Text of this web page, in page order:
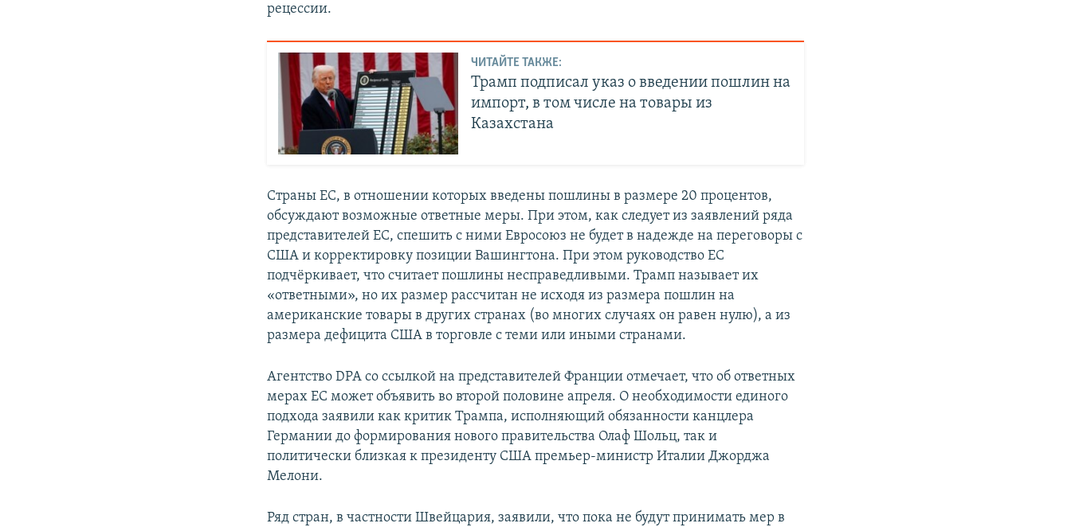
рецессии.
ЧИТАЙТЕ ТАКЖЕ:
Трамп подписал указ о введении пошлин на
импорт, в том числе на товары из
Казахстана
Страны ЕС, в отношении которых введены пошлины в размере 20 процентов,
обсуждают возможные ответные меры. При этом, как следует из заявлений ряда
представителей ЕС, спешить с ними Евросоюз не будет в надежде на переговоры с
США и корректировку позиции Вашингтона. При этом руководство ЕС
подчёркивает, что считает пошлины несправедливыми. Трамп называет их
«ответными», но их размер рассчитан не исходя из размера пошлин на
американские товары в других странах (во многих случаях он равен нулю), а из
размера дефицита США в торговле с теми или иными странами.
Агентство DPA со ссылкой на представителей Франции отмечает, что об ответных
мерах ЕС может объявить во второй половине апреля. О необходимости единого
подхода заявили как критик Трампа, исполняющий обязанности канцлера
Германии до формирования нового правительства Олаф Шольц, так и
политически близкая к президенту США премьер-министр Италии Джорджа
Мелони.
Ряд стран, в частности Швейцария, заявили, что пока не будут принимать мер в